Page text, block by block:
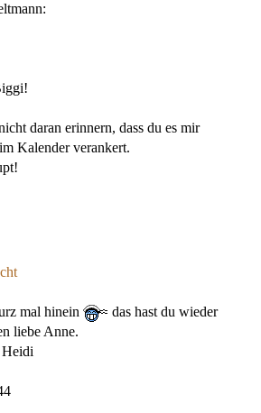
daran erinnern, dass du es mir
Kalender verankert.
mal hinein
das hast du wieder
liebe Anne.